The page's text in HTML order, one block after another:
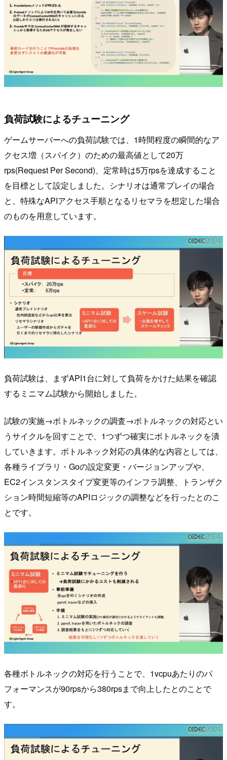
負荷試験によるチューニング
ゲームサーバーへの負荷試験では、1時間程度の瞬間的なア
クセス増（スパイク）のための最高値として20万
rps(Request Per Second)、定常時は5万rpsを達成すること
を目標として設定しました。シナリオは通常プレイの場合
と、特殊なAPIアクセス手順となるリセマラを想定した場合
のものを用意しています。
負荷試験は、まずAPI1台に対して負荷をかけた結果を確認
するミニマム試験から開始しました。
試験の実施→ボトルネックの調査→ボトルネックの対応とい
うサイクルを回すことで、1つずつ確実にボトルネックを潰
していきます。ボトルネック対応の具体的な内容としては、
各種ライブラリ・Goの設定変更・バージョンアップや、
EC2インスタンスタイプ変更等のインフラ調整、トランザク
ション時間短縮等のAPIロジックの調整などを行ったとのこ
とです。
各種ボトルネックの対応を行うことで、1vcpuあたりのパ
フォーマンスが90rpsから380rpsまで向上したとのことで
す。